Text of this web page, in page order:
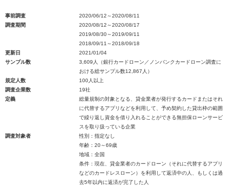
事前調査
2020/06/12～2020/08/11
調査期間
2020/08/12～2020/08/17
2019/08/30～2019/09/11
2018/09/11～2018/09/18
更新日
2021/01/04
サンプル数
3,609人（銀行カードローン／ノンバンクカードローン調査に
おける総サンプル数12,867人）
規定人数
100人以上
調査企業数
19社
定義
総量規制の対象となる、貸金業者が発行するカードまたはそれ
に代替するアプリなどを利用して、予め契約した貸出枠の範囲
で繰り返し資金を借り入れることができる無担保ローンサービ
スを取り扱っている企業
調査対象者
性別：指定なし
年齢：20～69歳
地域：全国
条件：現在、貸金業者のカードローン（それに代替するアプリ
などのカードレスローン）を利用して返済中の人、もしくは過
去5年以内に返済が完了した人